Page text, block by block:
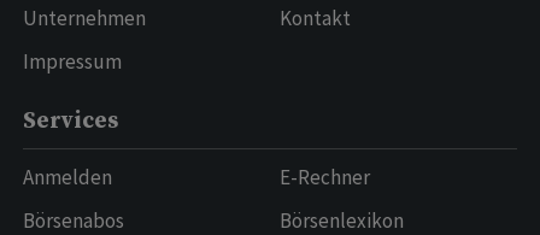
Unternehmen
Impressum
Kontakt
Services
Anmelden
Börsenabos
E-Rechner
Börsenlexikon